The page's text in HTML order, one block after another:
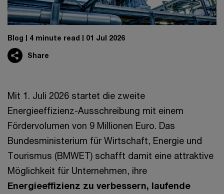
Blog 4 minute read 01 Jul 2026
Share
Mit 1. Juli 2026 startet die zweite
Energieeffizienz-Ausschreibung mit einem
Fördervolumen von 9 Millionen Euro. Das
Bundesministerium für Wirtschaft, Energie und
Tourismus (BMWET) schafft damit eine attraktive
Möglichkeit für Unternehmen, ihre
Energieeffizienz zu verbessern, laufende